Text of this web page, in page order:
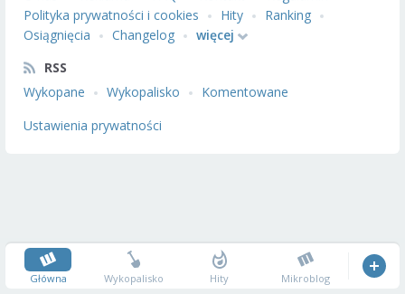
Polityka prywatności i cookies
Hity
Ranking
Osiągnięcia
Changelog
więcej
RSS
Wykopane
Wykopalisko
Komentowane
Ustawienia prywatności
Główna Wykopalisko Hity Mikroblog